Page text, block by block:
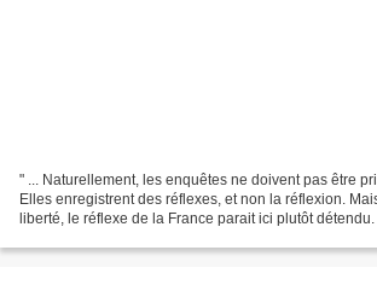
" ... Naturellement, les enquêtes ne doivent pas être
Elles enregistrent des réflexes, et non la réflexion.
liberté, le réflexe de la France parait ici plutôt